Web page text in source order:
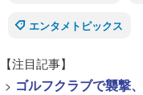
エンタメトピックス
【注目記事】
> ゴルフクラブで襲撃